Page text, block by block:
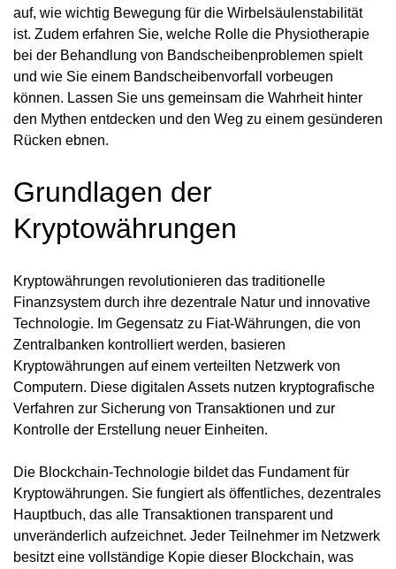
auf, wie wichtig Bewegung für die Wirbelsäulenstabilität
ist. Zudem erfahren Sie, welche Rolle die Physiotherapie
bei der Behandlung von Bandscheibenproblemen spielt
und wie Sie einem Bandscheibenvorfall vorbeugen
können. Lassen Sie uns gemeinsam die Wahrheit hinter
den Mythen entdecken und den Weg zu einem gesünderen
Rücken ebnen.
Grundlagen der
Kryptowährungen
Kryptowährungen revolutionieren das traditionelle
Finanzsystem durch ihre dezentrale Natur und innovative
Technologie. Im Gegensatz zu Fiat-Währungen, die von
Zentralbanken kontrolliert werden, basieren
Kryptowährungen auf einem verteilten Netzwerk von
Computern. Diese digitalen Assets nutzen kryptografische
Verfahren zur Sicherung von Transaktionen und zur
Kontrolle der Erstellung neuer Einheiten.
Die Blockchain-Technologie bildet das Fundament für
Kryptowährungen. Sie fungiert als öffentliches, dezentrales
Hauptbuch, das alle Transaktionen transparent und
unveränderlich aufzeichnet. Jeder Teilnehmer im Netzwerk
besitzt eine vollständige Kopie dieser Blockchain, was